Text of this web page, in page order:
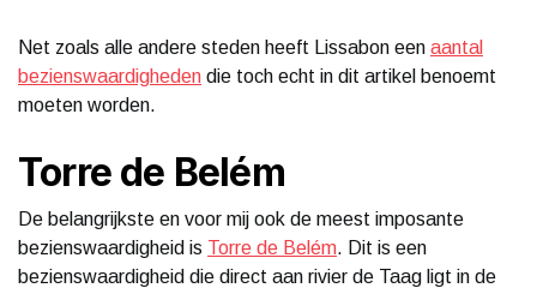
Net zoals alle andere steden heeft Lissabon een aantal
bezienswaardigheden die toch echt in dit artikel benoemt
moeten worden.
Torre de Belém
De belangrijkste en voor mij ook de meest imposante
bezienswaardigheid is Torre de Belém. Dit is een
bezienswaardigheid die direct aan rivier de Taag ligt in de